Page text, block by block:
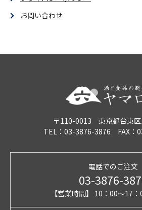
お問い合わせ
〒110-0013 東京都台東
TEL：03-3876-3876 FAX：
電話でのご注文
03-3876-
【営業時間】 10：00～17：